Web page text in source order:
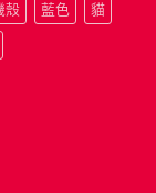
殼 藍色 貓